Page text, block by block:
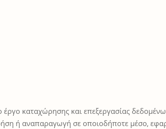
έργο καταχώρησης και επεξεργασίας
ή αναπαραγωγή σε οποιοδήποτε μέσο,